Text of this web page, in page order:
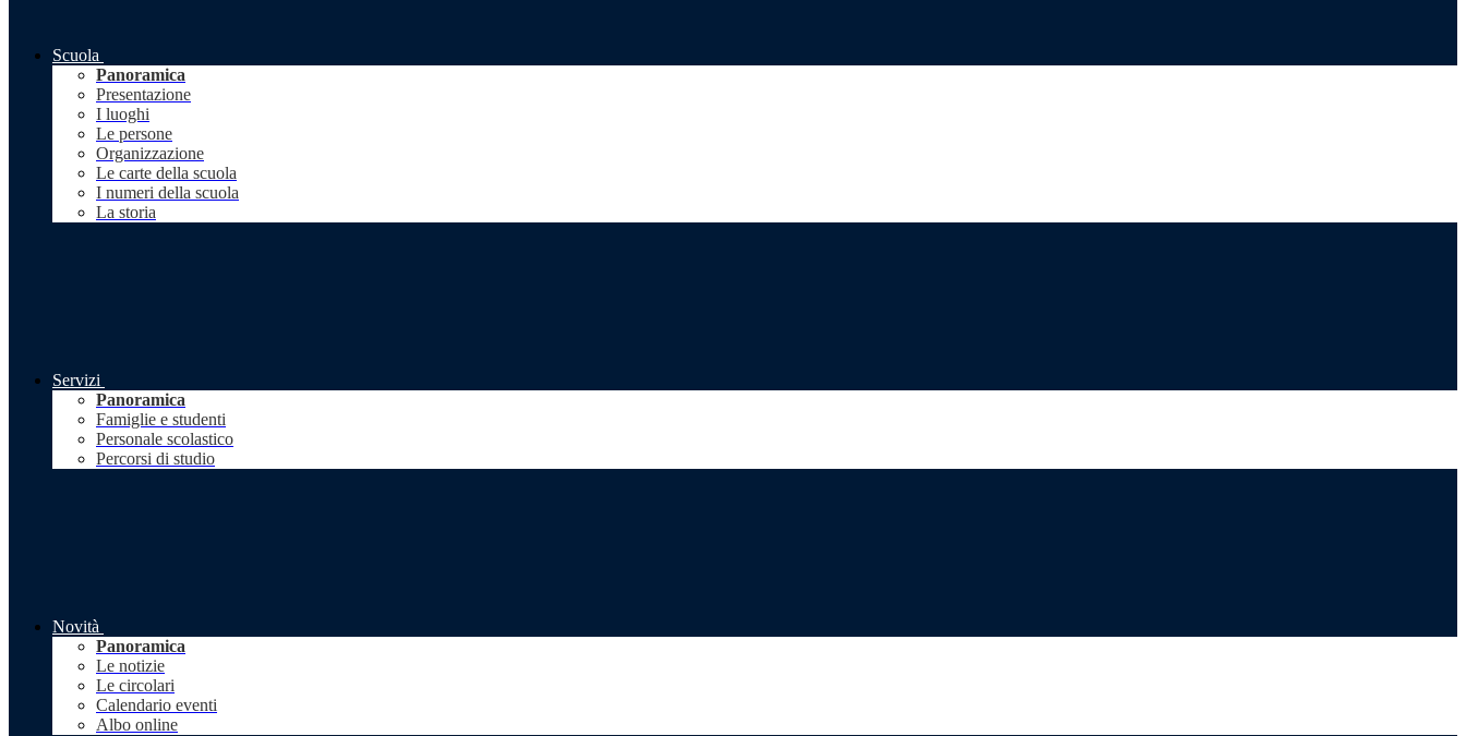
Scuola
Panoramica
Presentazione
I luoghi
Le persone
Organizzazione
Le carte della scuola
I numeri della scuola
La storia
Servizi
Panoramica
Famiglie e studenti
Personale scolastico
Percorsi di studio
Novità
Panoramica
Le notizie
Le circolari
Calendario eventi
Albo online